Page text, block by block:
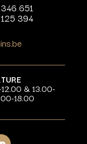
651
394
& 13.00-
18.00